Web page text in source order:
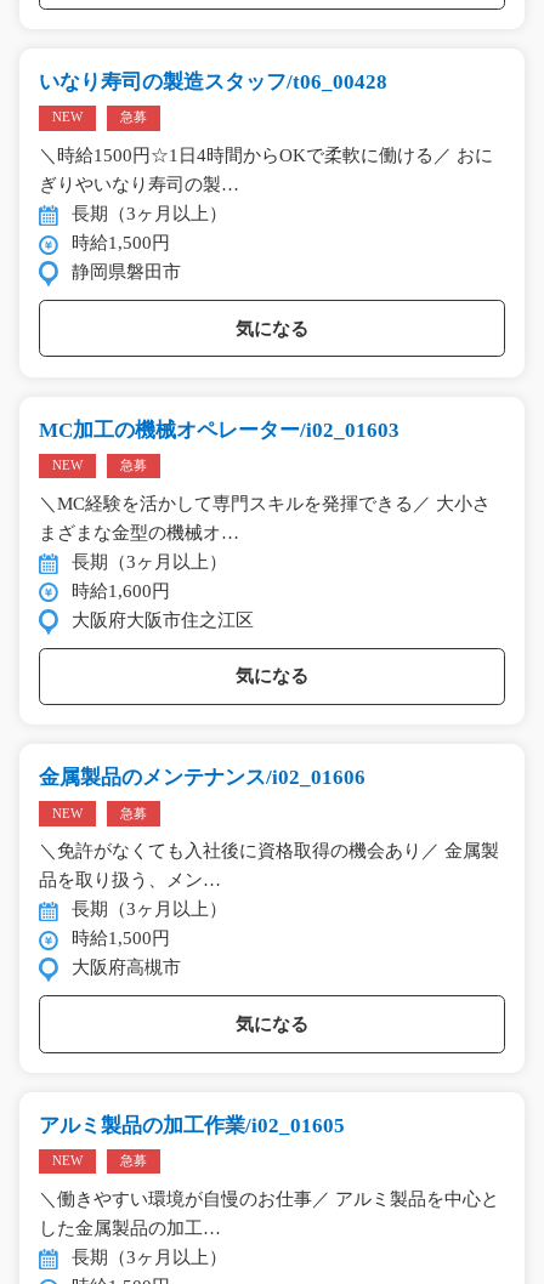
いなり寿司の製造スタッフ/t06_00428
NEW 急募
＼時給1500円☆1日4時間からOKで柔軟に働ける／ おに
ぎりやいなり寿司の製…
長期（3ヶ月以上）
時給1,500円
静岡県磐田市
気になる
MC加工の機械オペレーター/i02_01603
NEW 急募
＼MC経験を活かして専門スキルを発揮できる／ 大小さ
まざまな金型の機械オ…
長期（3ヶ月以上）
時給1,600円
大阪府大阪市住之江区
気になる
金属製品のメンテナンス/i02_01606
NEW 急募
＼免許がなくても入社後に資格取得の機会あり／ 金属製
品を取り扱う、メン…
長期（3ヶ月以上）
時給1,500円
大阪府高槻市
気になる
アルミ製品の加工作業/i02_01605
NEW 急募
＼働きやすい環境が自慢のお仕事／ アルミ製品を中心と
した金属製品の加工…
長期（3ヶ月以上）